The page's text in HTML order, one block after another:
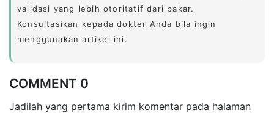
validasi yang lebih otoritatif dari pakar.
Konsultasikan kepada dokter Anda bila ingin
menggunakan artikel ini.
COMMENT 0
Jadilah yang pertama kirim komentar pada halaman